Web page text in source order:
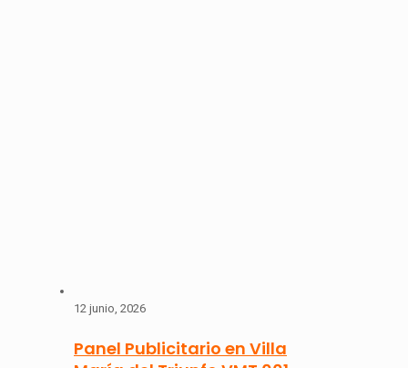
12 junio, 2026
Panel Publicitario en Villa